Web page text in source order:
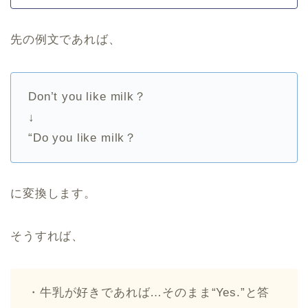
先の例文であれば、
Don’t you like milk？
↓
“Do you like milk？
に変換します。
そうすれば、
・牛乳が好きであれば…そのまま“Yes.”と答